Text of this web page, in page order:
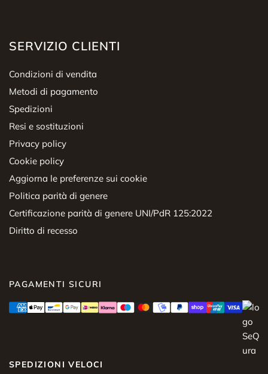
SERVIZIO CLIENTI
Condizioni di vendita
Metodi di pagamento
Spedizioni
Resi e sostituzioni
Privacy policy
Cookie policy
Aggiorna le preferenze sui cookie
Politica parità di genere
Certificazione parità di genere UNI/PdR 125:2022
Diritto di recesso
PAGAMENTI SICURI
SPEDIZIONI VELOCI